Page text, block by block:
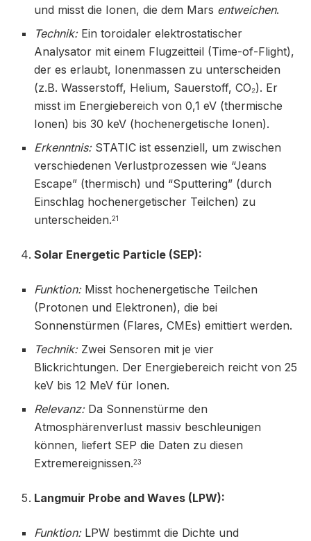
und misst die Ionen, die dem Mars entweichen.
Technik:Ein toroidaler elektrostatischer
Analysator mit einem Flugzeitteil (Time-of-Flight),
der es erlaubt, Ionenmassen zu unterscheiden
(z.B. Wasserstoff, Helium, Sauerstoff, CO₂). Er
misst im Energiebereich von 0,1 eV (thermische
Ionen) bis 30 keV (hochenergetische Ionen).
Erkenntnis:STATIC ist essenziell, um zwischen
verschiedenen Verlustprozessen wie “Jeans
Escape” (thermisch) und “Sputtering” (durch
Einschlag hochenergetischer Teilchen) zu
unterscheiden.21
Solar Energetic Particle (SEP):
Funktion:Misst hochenergetische Teilchen
(Protonen und Elektronen), die bei
Sonnenstürmen (Flares, CMEs) emittiert werden.
Technik:Zwei Sensoren mit je vier
Blickrichtungen. Der Energiebereich reicht von 25
keV bis 12 MeV für Ionen.
Relevanz:Da Sonnenstürme den
Atmosphärenverlust massiv beschleunigen
können, liefert SEP die Daten zu diesen
Extremereignissen.23
Langmuir Probe and Waves (LPW):
Funktion:LPW bestimmt die Dichte und